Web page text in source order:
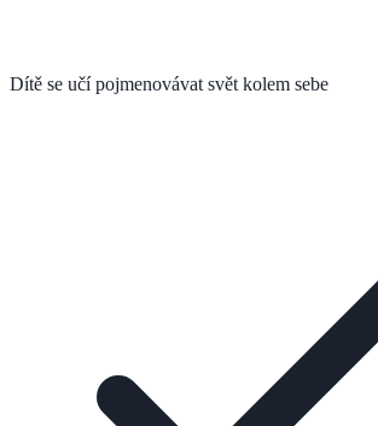
Dítě se učí pojmenovávat svět kolem sebe